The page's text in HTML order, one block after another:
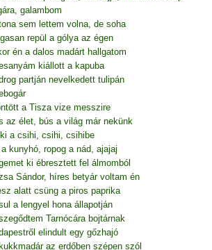
galambom
sem lettem volna, de soha
repül a gólya az égen
én a dalos madárt hallgatom
kiállott a kapuba
partján nevelkedett tulipán
a Tisza vize messzire
az élet, bús a világ már nekünk
a csihi, csihi, csihibe
a kunyhó, ropog a nád, ajajaj
ki ébresztett fel álmomból
Sándor, híres betyár voltam én
alatt csüng a piros paprika
a lengyel hona állapotján
Tarnócára bojtárnak
elindult egy gőzhajó
az erdőben szépen szól